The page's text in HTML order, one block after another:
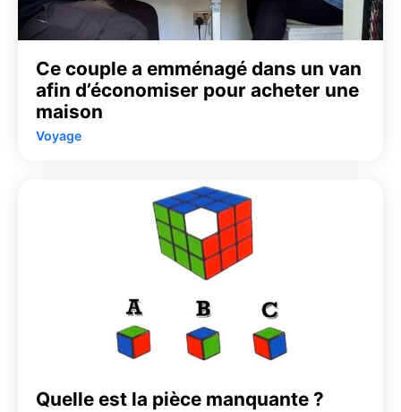
Ce couple a emménagé dans un van
afin d’économiser pour acheter une
maison
Voyage
Quelle est la pièce manquante ?